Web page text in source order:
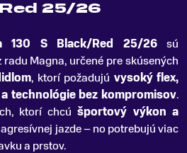
25/26
130 S Black/Red 25/26sú
Magna, určené pre skúsených
, ktorí požadujú vysoký flex,
technológie bez kompromisov.
ktorí chcúšportový výkon a
jazde – no potrebujú viac
a prstov.